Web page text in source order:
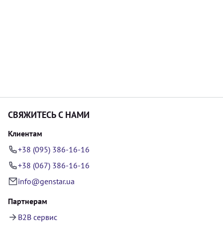
СВЯЖИТЕСЬ С НАМИ
Клиентам
+38 (095) 386-16-16
+38 (067) 386-16-16
info@genstar.ua
Партнерам
B2B сервис